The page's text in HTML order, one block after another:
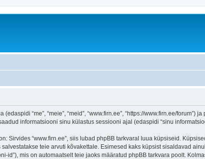
“me”, “meie”, “meid”, “www.firn.ee”, “https://www.firn.ee/forum”) ja
informatsiooni sinu külastus sessiooni ajal (edaspidi “sinu
Sirvides “www.firn.ee”, siis lubad phpBB tarkvaral luua küpsiseid.
teie arvuti kõvakettale. Esimesed kaks küpsist sisaldavad
id”), mis on automaatselt teie jaoks määratud phpBB tarkvara poolt.